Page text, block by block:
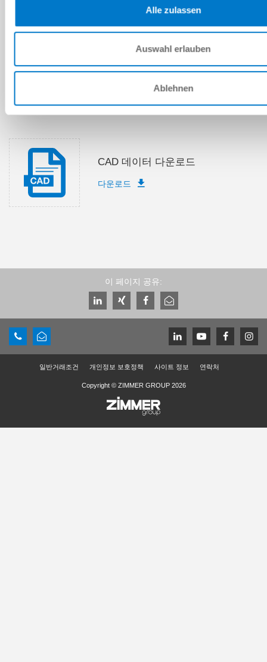
Alle zulassen
Auswahl erlauben
Ablehnen
설치 및 작동 지침
CAD 데이터 다운로드
다운로드
이 페이지 공유:
일반거래조건 개인정보 보호정책 사이트 정보 연락처
Copyright © ZIMMER GROUP 2026